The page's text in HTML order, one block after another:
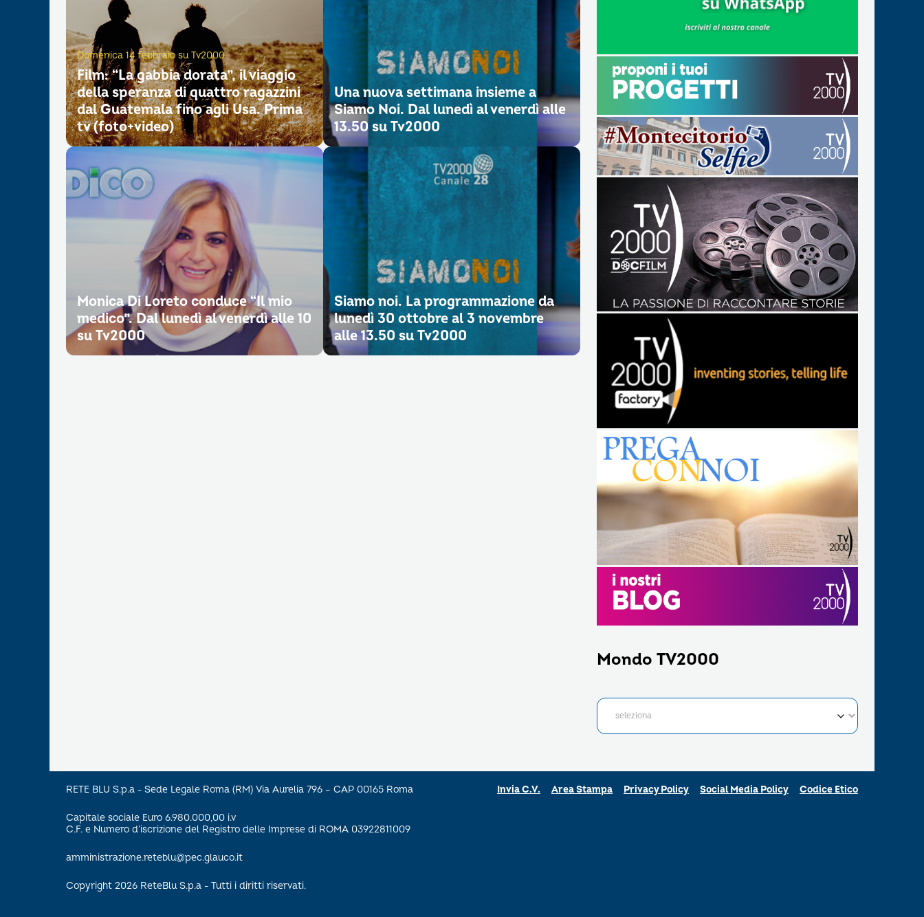
Domenica 14 febbraio su Tv2000
Film: “La gabbia dorata”, il viaggio
della speranza di quattro ragazzini
dal Guatemala fino agli Usa. Prima
tv (foto+video)
Una nuova settimana insieme a
Siamo Noi. Dal lunedì al venerdì alle
13.50 su Tv2000
Monica Di Loreto conduce “Il mio
medico”. Dal lunedì al venerdì alle 10
su Tv2000
Siamo noi. La programmazione da
lunedì 30 ottobre al 3 novembre
alle 13.50 su Tv2000
Mondo TV2000
RETE BLU S.p.a - Sede Legale Roma (RM) Via Aurelia 796 – CAP 00165 Roma
Capitale sociale Euro 6.980.000,00 i.v
C.F. e Numero d’iscrizione del Registro delle Imprese di ROMA 03922811009
amministrazione.reteblu@pec.glauco.it
Copyright 2026 ReteBlu S.p.a - Tutti i diritti riservati.
Invia C.V. Area Stampa Privacy Policy Social Media Policy Codice Etico